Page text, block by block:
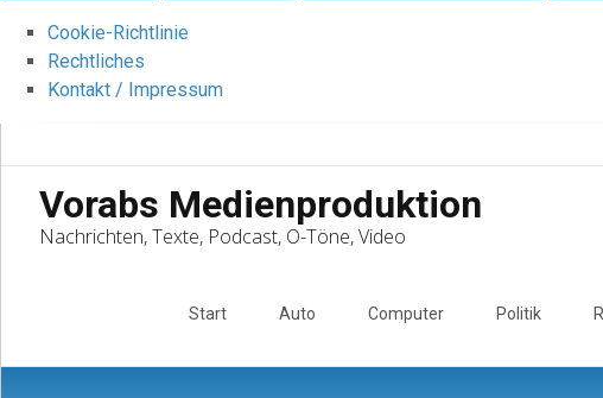
Cookie-Richtlinie
Rechtliches
Kontakt / Impressum
Vorabs Medienproduktion
Nachrichten, Texte, Podcast, O-Töne, Video
Start Auto Computer Politik